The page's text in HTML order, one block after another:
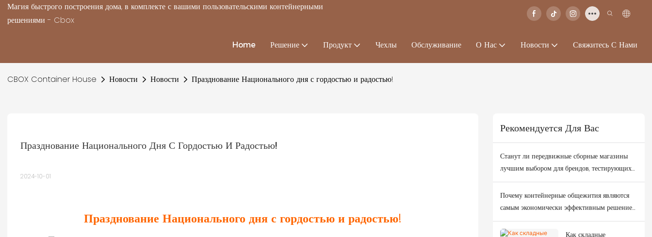
Магия быстрого построения дома, в комплекте с вашими пользовательскими контейнерными
решениями - Cbox
Home Решение Продукт Чехлы Обслуживание О Нас Новости Свяжитесь С Нами
CBOX Container House Новости Новости Празднование Национального дня с гордостью и радостью!
Празднование Национального Дня С Гордостью И Радостью!
2024-10-01
Празднование Национального дня с гордостью и радостью!
Рекомендуется Для Вас
Станут ли передвижные сборные магазины
лучшим выбором для брендов, тестирующих
новые деловые районы?
Почему контейнерные общежития являются
самым экономически эффективным решением
в проектах временного строительства?
Как складные